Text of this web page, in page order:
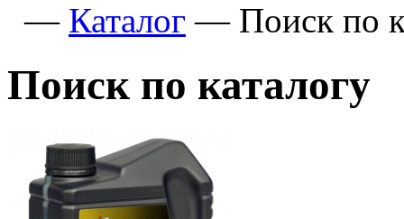
— Каталог — Поиск по
Поиск по каталогу